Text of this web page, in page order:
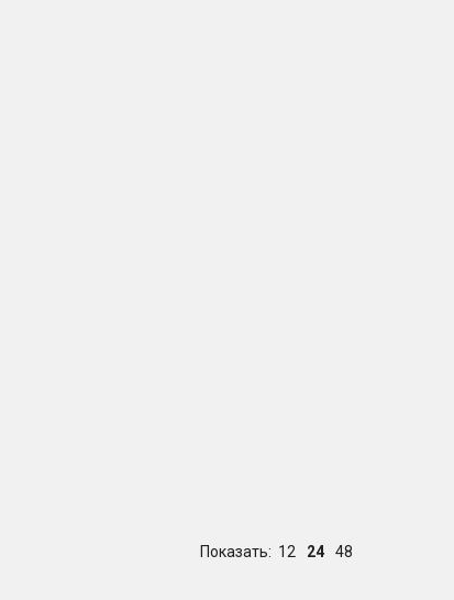
Показать: 12 24 48